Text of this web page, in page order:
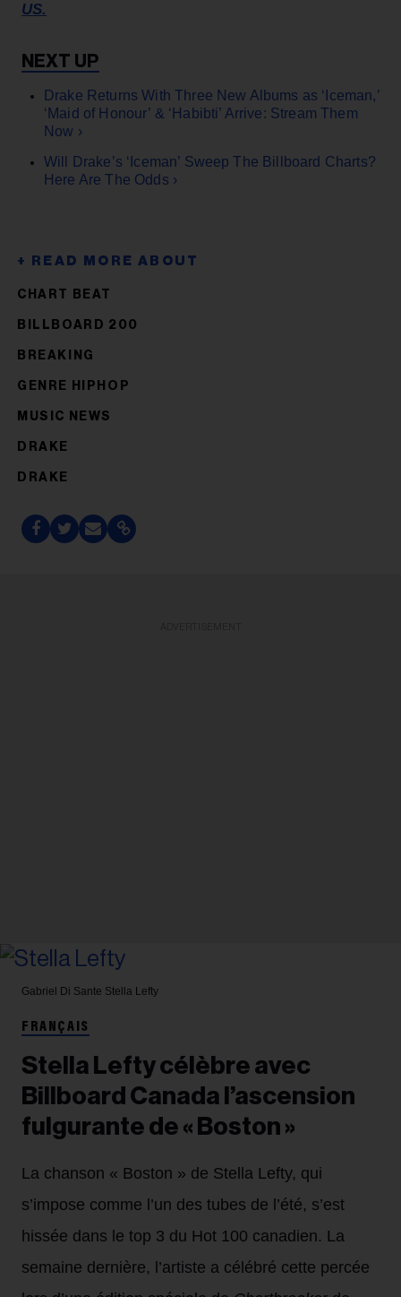
US.
Drake Returns With Three New Albums as ‘Iceman,’
‘Maid of Honour’ & ‘Habibti’ Arrive: Stream Them
Now ›
Will Drake’s ‘Iceman’ Sweep The Billboard Charts?
Here Are The Odds ›
CHART BEAT
BILLBOARD 200
BREAKING
GENRE HIPHOP
MUSIC NEWS
DRAKE
DRAKE
Gabriel Di Sante Stella Lefty
FRANÇAIS
Stella Lefty célèbre avec
Billboard Canada l’ascension
fulgurante de « Boston »
La chanson « Boston » de Stella Lefty, qui
s’impose comme l’un des tubes de l’été, s’est
hissée dans le top 3 du Hot 100 canadien. La
semaine dernière, l’artiste a célébré cette percée